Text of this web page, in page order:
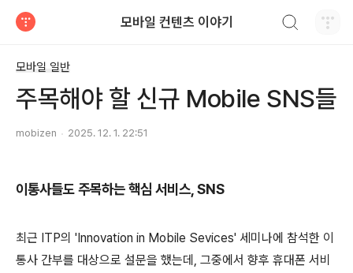
모바일 컨텐츠 이야기
모바일 일반
주목해야 할 신규 Mobile SNS들
mobizen 2025. 12. 1. 22:51
이통사들도 주목하는 핵심 서비스, SNS
최근 ITP의 'Innovation in Mobile Sevices' 세미나에 참석한 이
통사 간부를 대상으로 설문을 했는데, 그중에서 향후 휴대폰 서비